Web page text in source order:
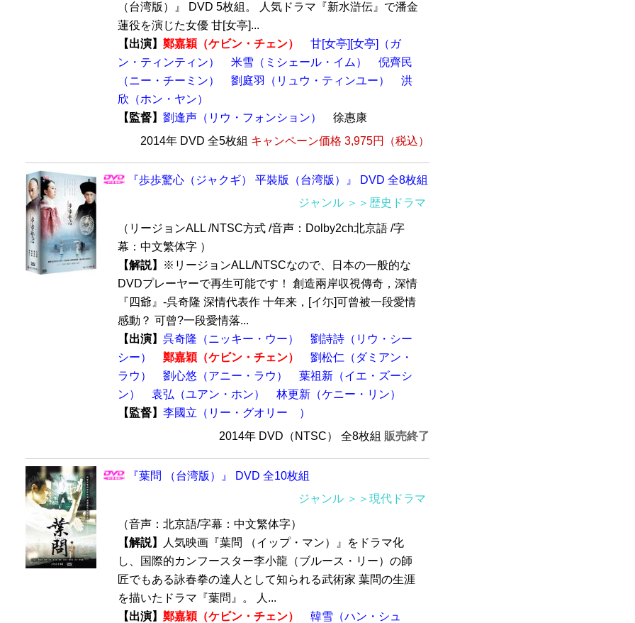
（台湾版）』 DVD 5枚組。 人気ドラマ『新水滸伝』で潘金
蓮役を演じた女優 甘[女亭]...
【出演】 鄭嘉穎（ケビン・チェン）
甘[女亭][女亭]（ガ
ン・ティンティン）
米雪（ミシェール・イム）
倪齊民
（ニー・チーミン）
劉庭羽（リュウ・ティンユー）
洪
欣（ホン・ヤン）
【監督】 劉逢声（リウ・フォンション）
徐惠康
2014年 DVD 全5枚組 キャンペーン価格 3,975円（税込）
『歩歩驚心（ジャクギ） 平裝版（台湾版）』 DVD 全8枚組
ジャンル ＞＞歴史ドラマ
（リージョンALL /NTSC方式 /音声：Dolby2ch北京語 /字
幕：中文繁体字 ）
【解説】
※リージョンALL/NTSCなので、日本の一般的な
DVDプレーヤーで再生可能です！ 創造兩岸収視傳奇，深情
『四爺』-呉奇隆 深情代表作 十年来，[イ尓]可曾被一段愛情
感動？ 可曾?一段愛情落...
【出演】 呉奇隆（ニッキー・ウー）
劉詩詩（リウ・シー
シー）
鄭嘉穎（ケビン・チェン）
劉松仁（ダミアン・
ラウ）
劉心悠（アニー・ラウ）
葉祖新（イエ・ズーシ
ン）
袁弘（ユアン・ホン）
林更新（ケニー・リン）
【監督】 李國立（リー・グオリー ）
2014年 DVD（NTSC） 全8枚組 販売終了
『葉問 （台湾版）』 DVD 全10枚組
ジャンル ＞＞現代ドラマ
（音声：北京語/字幕：中文繁体字）
【解説】
人気映画『葉問 （イップ・マン）』をドラマ化
し、国際的カンフースター李小龍（ブルース・リー）の師
匠でもある詠春拳の達人として知られる武術家 葉問の生涯
を描いたドラマ『葉問』。 人...
【出演】 鄭嘉穎（ケビン・チェン）
韓雪（ハン・シュ